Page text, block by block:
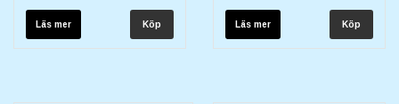
Läs mer Läs mer